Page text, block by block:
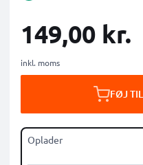
149,00 kr.
inkl. moms
FØJ
Oplader